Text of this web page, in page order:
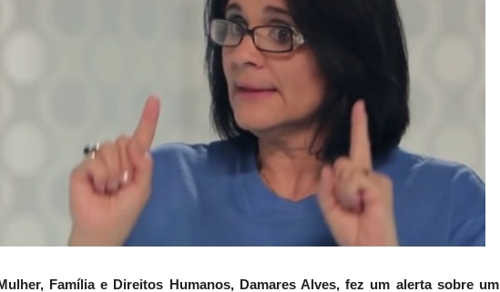
Família e Direitos Humanos, Damares Alves, fez um alerta sobre um